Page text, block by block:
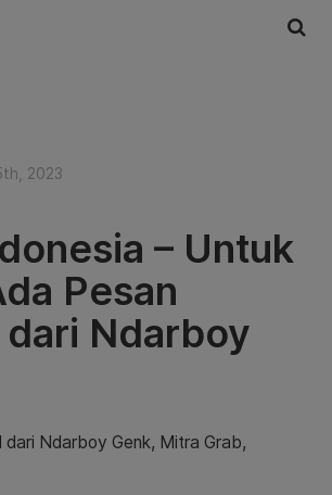
2023
– Untuk
Pesan
Ndarboy
dari Ndarboy Genk, Mitra Grab,